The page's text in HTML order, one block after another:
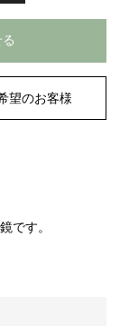
望のお客様
です。